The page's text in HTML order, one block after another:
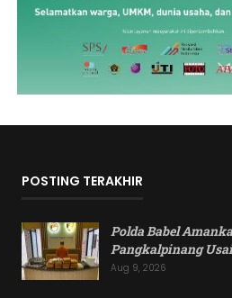
POSTING TERAKHIR
Polda Babel
Pangkalpinang
Aug 9, 2026